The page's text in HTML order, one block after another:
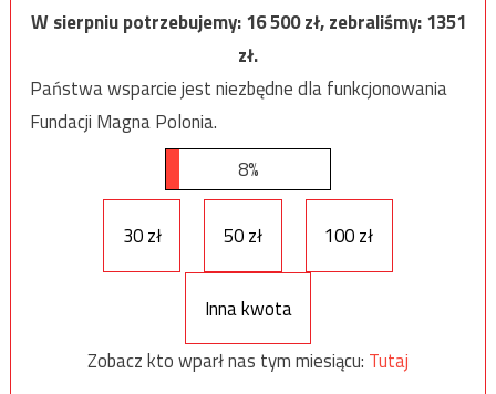
W sierpniu potrzebujemy:16 500zł, zebraliśmy:1351
zł.
Państwa wsparcie jest niezbędne dla funkcjonowania
Fundacji Magna Polonia.
8%
30 zł 50 zł 100 zł
Inna kwota
Zobacz kto wparł nas tym miesiącu: Tutaj